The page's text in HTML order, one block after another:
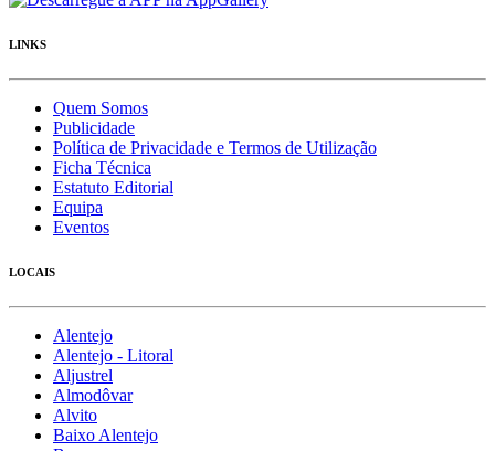
LINKS
Quem Somos
Publicidade
Política de Privacidade e Termos de Utilização
Ficha Técnica
Estatuto Editorial
Equipa
Eventos
LOCAIS
Alentejo
Alentejo - Litoral
Aljustrel
Almodôvar
Alvito
Baixo Alentejo